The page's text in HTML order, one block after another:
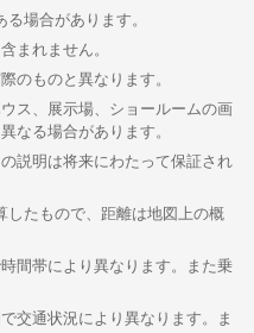
場合があります。
まれません。
のものと異なります。
ス、展示場、ショールームの画
なる場合があります。
説明は将来にわたって保証され
したもので、距離は地図上の概
間帯により異なります。また乗
交通状況により異なります。ま